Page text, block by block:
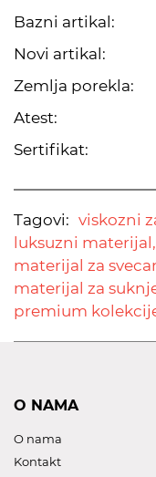
Bazni artikal:
Novi artikal:
Zemlja porekla:
Atest:
Sertifikat:
Tagovi: viskozni
luksuzni materijal,
materijal za
materijal za
premium
O NAMA
O nama
Kontakt